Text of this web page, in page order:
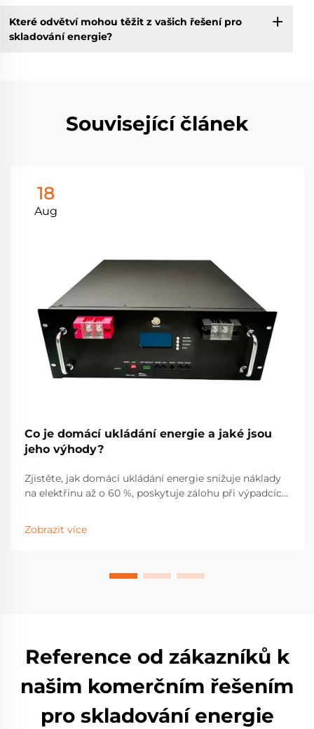
Které odvětví mohou těžit z vašich řešení pro
skladování energie?
Související článek
18
Aug
Co je domácí ukládání energie a jaké jsou
jeho výhody?
Zjistěte, jak domácí ukládání energie snižuje náklady
na elektřinu až o 60 %, poskytuje zálohu při výpadcích
panelů. Seznejte se s pobídkami, úsporami a reálným
výkonem. Stáhněte si zdarma průvodce solární
Zobrazit více
Reference od zákazníků k
našim komerčním řešením
pro skladování energie